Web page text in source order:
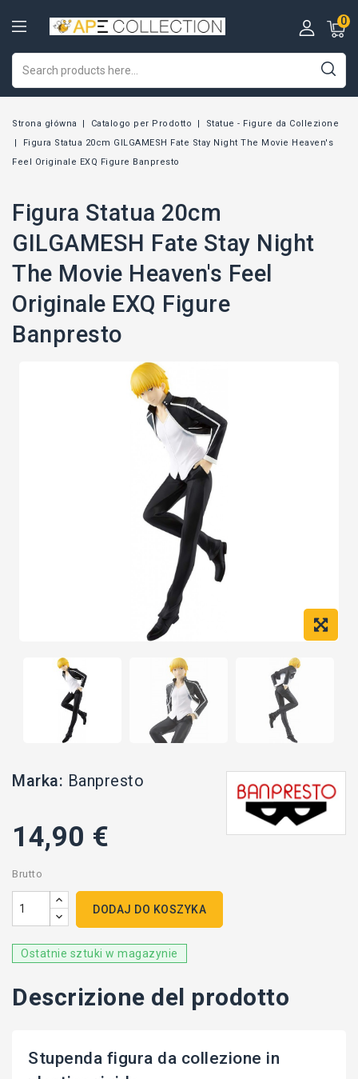
0
Strona główna Catalogo per Prodotto
Statue - Figure da Collezione
Figura Statua 20cm GILGAMESH Fate Stay Night The Movie Heaven's
Feel Originale EXQ Figure Banpresto
Figura Statua 20cm
GILGAMESH Fate Stay Night
The Movie Heaven's Feel
Originale EXQ Figure
Banpresto
Marka: Banpresto
14,90 €
Brutto
DODAJ DO KOSZYKA
Ostatnie sztuki w magazynie
Descrizione del prodotto
Stupenda figura da collezione in